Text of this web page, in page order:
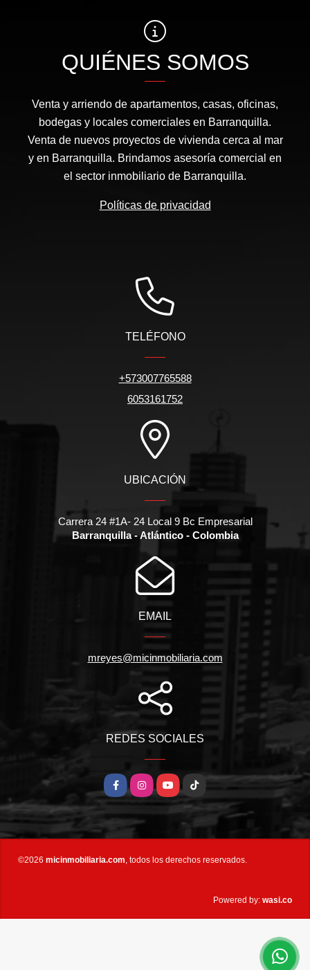
QUIÉNES SOMOS
Venta y arriendo de apartamentos, casas, oficinas,
bodegas y locales comerciales en Barranquilla.
Venta de nuevos proyectos de vivienda cerca al mar
y en Barranquilla. Brindamos asesoría comercial en
el sector inmobiliario de Barranquilla.
Políticas de privacidad
TELÉFONO
+573007765588
6053161752
UBICACIÓN
Carrera 24 #1A- 24 Local 9 Bc Empresarial
Barranquilla - Atlántico - Colombia
EMAIL
mreyes@micinmobiliaria.com
REDES SOCIALES
FacebookInstagramYouTubeTikTok
©2026 micinmobiliaria.com , todos los derechos reservados.
Powered by: wasi.co